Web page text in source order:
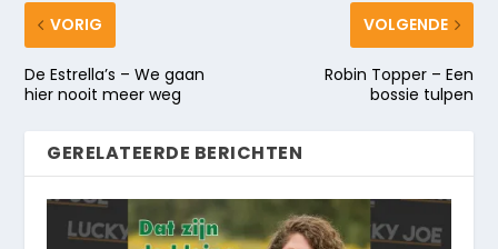
VORIG
De Estrella’s – We gaan
hier nooit meer weg
VOLGENDE
Robin Topper – Een
bossie tulpen
GERELATEERDE BERICHTEN